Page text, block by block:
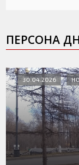
ПЕРСОНА
30.04.2026